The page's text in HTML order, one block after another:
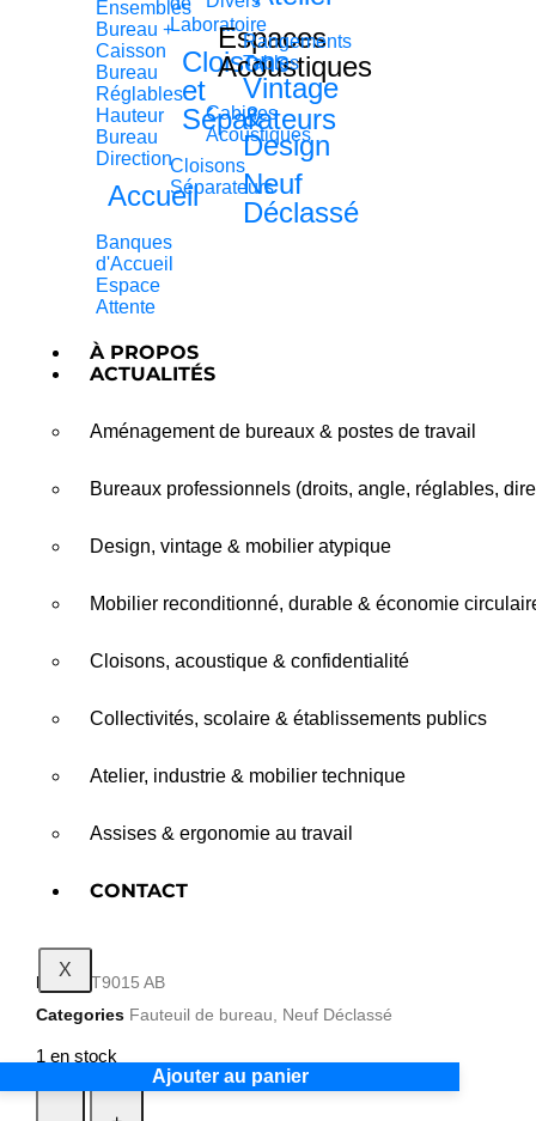
Ensembles
Bureau +
Caisson
Bureau
Réglables
Hauteur
Bureau
Direction
Accueil
Banques
d'Accueil
Espace
Attente
Laboratoire
Cloisons
et
Séparateurs
Cloisons
Séparateurs
Espaces
Acoustiques
Cabines
Acoustiques
Rangements
Tables
Vintage
&
Design
Neuf
Déclassé
À PROPOS
ACTUALITÉS
Aménagement de bureaux & postes de travail
Bureaux professionnels (droits, angle, réglables,
Design, vintage & mobilier atypique
Mobilier reconditionné, durable & économie
Cloisons, acoustique & confidentialité
Collectivités, scolaire & établissements publics
Atelier, industrie & mobilier technique
Assises & ergonomie au travail
CONTACT
X
Ref FDT9015 AB
Categories Fauteuil de bureau Neuf Déclassé
1 en stock
Ajouter au panier